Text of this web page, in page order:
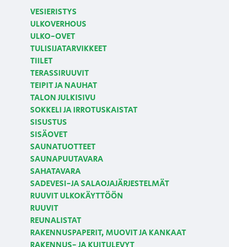
VESIERISTYS
ULKOVERHOUS
ULKO-OVET
TULISIJATARVIKKEET
TIILET
TERASSIRUUVIT
TEIPIT JA NAUHAT
TALON JULKISIVU
SOKKELI JA IRROTUSKAISTAT
SISUSTUS
SISÄOVET
SAUNATUOTTEET
SAUNAPUUTAVARA
SAHATAVARA
SADEVESI-JA SALAOJAJÄRJESTELMÄT
RUUVIT ULKOKÄYTTÖÖN
RUUVIT
REUNALISTAT
RAKENNUSPAPERIT, MUOVIT JA KANKAAT